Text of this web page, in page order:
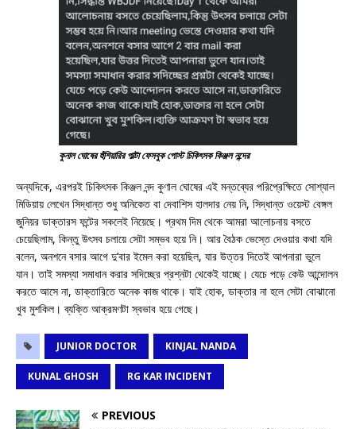
কুনাল ঘোষের হুঁশিয়ারির পাল্টা ফেসবুক পোস্ট চিকিৎসক কিঞ্জল নন্দের
অন্যদিকে, এরপরই চিকিৎসক কিঞ্জল নন্দ কুণাল ঘোষের এই মন্তব্যের পরিপ্রেক্ষিতে সোশ্যাল
মিডিয়ায় লেখেন সিদ্ধান্ত শুধু অনিকেত বা দেবাশিস হালদার নেয় নি, সিদ্ধান্ত ওয়েস্ট বেঙ্গল
জুনিয়র ডাক্তারস ফন্টের সকলেই নিয়েছে। প্রথম দিম থেকে আমরা আলোচনায় বসতে
চেয়েছিলাম, কিন্তু উৎসব চলায়ে সেটা সম্ভব হয়ে নি। আর বৈঠক ভেস্তে দেওয়ার কথা যদি
বলেন, অনশনে বসার আগে দু’বার ইমেল করা হয়েছিল, যার উত্তর দিতেই আপনারা ভুলে
যান। তাই সমস্যা সমাধান করার সদিচ্ছের প্রশ্নটা থেকেই যাচ্ছে। যেচে পড়ে কেউ আন্দোলন
করতে আসে না, ডাক্তারিতে অনেক কাজ থাকে। যাই হোক, ডাক্তার না হলে সেটা বোঝানো
খুব মুশকিল। ব্যক্তি আক্রমণটা স্বভাব হয়ে গেছে।
JUNIOR DOCTOR KINJAL NANDA
KUNAL GHOSH RG KAR INCIDENT
PREVIOUS